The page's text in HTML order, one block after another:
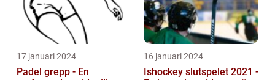
17 januari 2024
Padel grepp - En
16 januari 2024
Ishockey slutspelet 2021 -